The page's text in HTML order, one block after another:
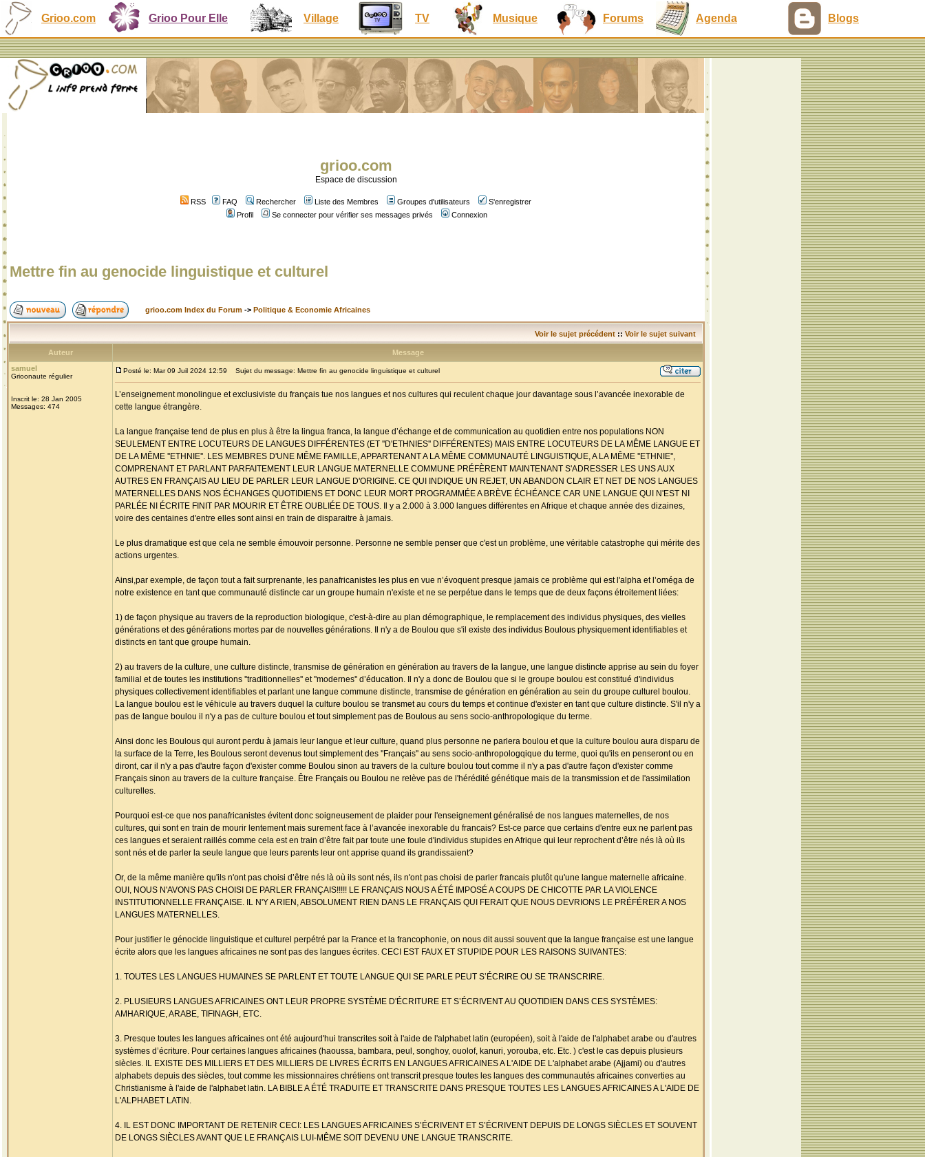
Grioo.com Grioo Pour Elle Village TV Musique Forums Agenda Blogs
grioo.com
Espace de discussion
RSS FAQ Rechercher Liste des Membres Groupes d'utilisateurs
S'enregistrer
Profil
Se connecter pour vérifier ses messages privés Connexion
Mettre fin au genocide linguistique et culturel
grioo.com Index du Forum -> Politique & Economie Africaines
Voir le sujet précédent :: Voir le sujet suivant
Auteur
Message
samuel
Grioonaute régulier
Inscrit le: 28 Jan 2005
Messages: 474
Posté le: Mar 09 Juil 2024 12:59 Sujet du message: Mettre fin au genocide linguistique et culturel
L’enseignement monolingue et exclusiviste du français tue nos langues et nos cultures qui reculent chaque jour davantage sous l’avancée inexorable de
cette langue étrangère.
La langue française tend de plus en plus à être la lingua franca, la langue d’échange et de communication au quotidien entre nos populations NON
SEULEMENT ENTRE LOCUTEURS DE LANGUES DIFFÉRENTES (ET ''D'ETHNIES'' DIFFÉRENTES) MAIS ENTRE LOCUTEURS DE LA MÊME LANGUE ET
DE LA MÊME ''ETHNIE''. LES MEMBRES D'UNE MÊME FAMILLE, APPARTENANT A LA MÊME COMMUNAUTÉ LINGUISTIQUE, A LA MÊME ''ETHNIE'',
COMPRENANT ET PARLANT PARFAITEMENT LEUR LANGUE MATERNELLE COMMUNE PRÉFÈRENT MAINTENANT S'ADRESSER LES UNS AUX
AUTRES EN FRANÇAIS AU LIEU DE PARLER LEUR LANGUE D'ORIGINE. CE QUI INDIQUE UN REJET, UN ABANDON CLAIR ET NET DE NOS LANGUES
MATERNELLES DANS NOS ÉCHANGES QUOTIDIENS ET DONC LEUR MORT PROGRAMMÉE A BRÈVE ÉCHÉANCE CAR UNE LANGUE QUI N'EST NI
PARLÉE NI ÉCRITE FINIT PAR MOURIR ET ÊTRE OUBLIÉE DE TOUS. Il y a 2.000 à 3.000 langues différentes en Afrique et chaque année des dizaines,
voire des centaines d'entre elles sont ainsi en train de disparaitre à jamais.
Le plus dramatique est que cela ne semble émouvoir personne. Personne ne semble penser que c'est un problème, une véritable catastrophe qui mérite des
actions urgentes.
Ainsi,par exemple, de façon tout a fait surprenante, les panafricanistes les plus en vue n’évoquent presque jamais ce problème qui est l'alpha et l’oméga de
notre existence en tant que communauté distincte car un groupe humain n'existe et ne se perpétue dans le temps que de deux façons étroitement liées:
1) de façon physique au travers de la reproduction biologique, c'est-à-dire au plan démographique, le remplacement des individus physiques, des vielles
générations et des générations mortes par de nouvelles générations. Il n'y a de Boulou que s'il existe des individus Boulous physiquement identifiables et
distincts en tant que groupe humain.
2) au travers de la culture, une culture distincte, transmise de génération en génération au travers de la langue, une langue distincte apprise au sein du foyer
familial et de toutes les institutions ''traditionnelles'' et ''modernes'' d’éducation. Il n'y a donc de Boulou que si le groupe boulou est constitué d'individus
physiques collectivement identifiables et parlant une langue commune distincte, transmise de génération en génération au sein du groupe culturel boulou.
La langue boulou est le véhicule au travers duquel la culture boulou se transmet au cours du temps et continue d'exister en tant que culture distincte. S'il n'y a
pas de langue boulou il n'y a pas de culture boulou et tout simplement pas de Boulous au sens socio-anthropologique du terme.
Ainsi donc les Boulous qui auront perdu à jamais leur langue et leur culture, quand plus personne ne parlera boulou et que la culture boulou aura disparu de
la surface de la Terre, les Boulous seront devenus tout simplement des ''Français'' au sens socio-anthropologqique du terme, quoi qu'ils en penseront ou en
diront, car il n'y a pas d'autre façon d'exister comme Boulou sinon au travers de la culture boulou tout comme il n'y a pas d'autre façon d'exister comme
Français sinon au travers de la culture française. Être Français ou Boulou ne relève pas de l'hérédité génétique mais de la transmission et de l'assimilation
culturelles.
Pourquoi est-ce que nos panafricanistes évitent donc soigneusement de plaider pour l'enseignement généralisé de nos langues maternelles, de nos
cultures, qui sont en train de mourir lentement mais surement face à l’avancée inexorable du francais? Est-ce parce que certains d'entre eux ne parlent pas
ces langues et seraient raillés comme cela est en train d’être fait par toute une foule d'individus stupides en Afrique qui leur reprochent d’être nés là où ils
sont nés et de parler la seule langue que leurs parents leur ont apprise quand ils grandissaient?
Or, de la même manière qu'ils n'ont pas choisi d’être nés là où ils sont nés, ils n'ont pas choisi de parler francais plutôt qu'une langue maternelle africaine.
OUI, NOUS N'AVONS PAS CHOISI DE PARLER FRANÇAIS!!!!! LE FRANÇAIS NOUS A ÉTÉ IMPOSÉ A COUPS DE CHICOTTE PAR LA VIOLENCE
INSTITUTIONNELLE FRANÇAISE. IL N'Y A RIEN, ABSOLUMENT RIEN DANS LE FRANÇAIS QUI FERAIT QUE NOUS DEVRIONS LE PRÉFÉRER A NOS
LANGUES MATERNELLES.
Pour justifier le génocide linguistique et culturel perpétré par la France et la francophonie, on nous dit aussi souvent que la langue française est une langue
écrite alors que les langues africaines ne sont pas des langues écrites. CECI EST FAUX ET STUPIDE POUR LES RAISONS SUIVANTES:
1. TOUTES LES LANGUES HUMAINES SE PARLENT ET TOUTE LANGUE QUI SE PARLE PEUT S’ÉCRIRE OU SE TRANSCRIRE.
2. PLUSIEURS LANGUES AFRICAINES ONT LEUR PROPRE SYSTÈME D'ÉCRITURE ET S’ÉCRIVENT AU QUOTIDIEN DANS CES SYSTÈMES:
AMHARIQUE, ARABE, TIFINAGH, ETC.
3. Presque toutes les langues africaines ont été aujourd'hui transcrites soit à l'aide de l'alphabet latin (européen), soit à l'aide de l'alphabet arabe ou d'autres
systèmes d’écriture. Pour certaines langues africaines (haoussa, bambara, peul, songhoy, ouolof, kanuri, yorouba, etc. Etc. ) c'est le cas depuis plusieurs
siècles. IL EXISTE DES MILLIERS ET DES MILLIERS DE LIVRES ÉCRITS EN LANGUES AFRICAINES A L'AIDE DE L'alphabet arabe (Ajjami) ou d'autres
alphabets depuis des siècles, tout comme les missionnaires chrétiens ont transcrit presque toutes les langues des communautés africaines converties au
Christianisme à l'aide de l'alphabet latin. LA BIBLE A ÉTÉ TRADUITE ET TRANSCRITE DANS PRESQUE TOUTES LES LANGUES AFRICAINES A L'AIDE DE
L'ALPHABET LATIN.
4. IL EST DONC IMPORTANT DE RETENIR CECI: LES LANGUES AFRICAINES S’ÉCRIVENT ET S’ÉCRIVENT DEPUIS DE LONGS SIÈCLES ET SOUVENT
DE LONGS SIÈCLES AVANT QUE LE FRANÇAIS LUI-MÊME SOIT DEVENU UNE LANGUE TRANSCRITE.